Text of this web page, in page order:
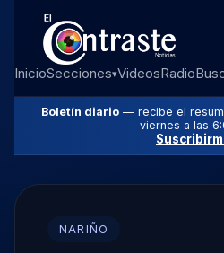
InicioSecciones▾VideosRadio
Boletín diario — recibe el
viernes a las
NARIÑO